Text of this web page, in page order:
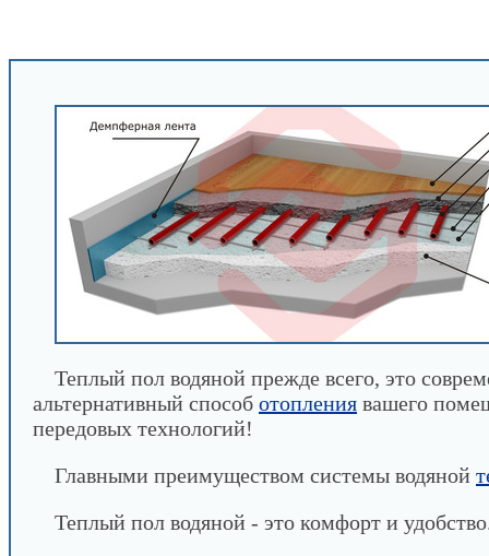
Теплый пол водяной прежде всего, это
альтернативный способ отопления вашего
передовых технологий!
Главными преимуществом системы водяной
Теплый пол водяной - это комфорт и